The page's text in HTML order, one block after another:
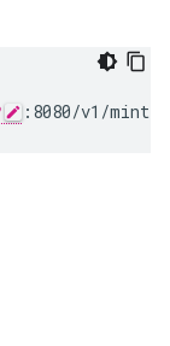
:8080/v1/mint/